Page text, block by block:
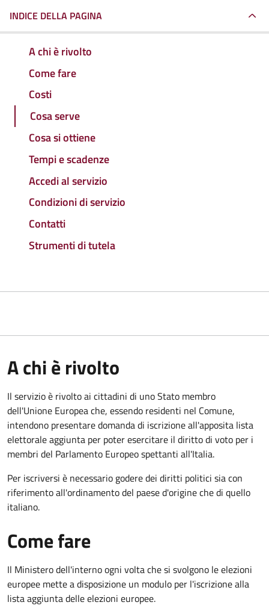
INDICE DELLA PAGINA
A chi è rivolto
Come fare
Costi
Cosa serve
Cosa si ottiene
Tempi e scadenze
Accedi al servizio
Condizioni di servizio
Contatti
Strumenti di tutela
A chi è rivolto
Il servizio è rivolto ai cittadini di uno Stato membro
dell'Unione Europea che, essendo residenti nel Comune,
intendono presentare domanda di iscrizione all'apposita lista
elettorale aggiunta per poter esercitare il diritto di voto per i
membri del Parlamento Europeo spettanti all'Italia.
Per iscriversi è necessario godere dei diritti politici sia con
riferimento all'ordinamento del paese d'origine che di quello
italiano.
Come fare
Il Ministero dell'interno ogni volta che si svolgono le elezioni
europee mette a disposizione un modulo per l'iscrizione alla
lista aggiunta delle elezioni europee.